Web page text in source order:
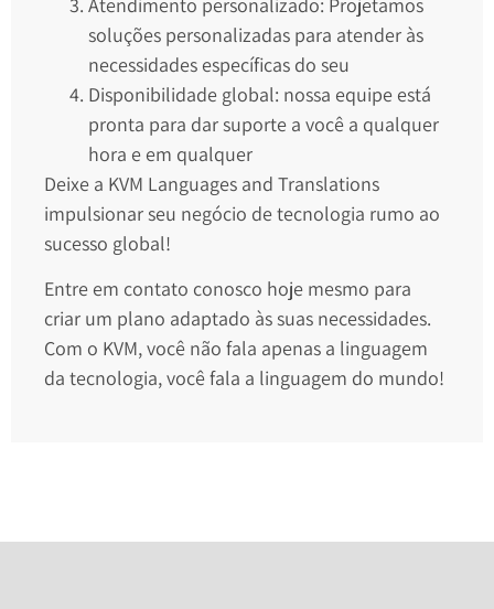
soluções personalizadas para atender às
necessidades específicas do seu
Disponibilidade global: nossa equipe está
pronta para dar suporte a você a qualquer
hora e em qualquer
Deixe a KVM Languages and Translations
impulsionar seu negócio de tecnologia rumo ao
sucesso global!
Entre em contato conosco hoje mesmo para
criar um plano adaptado às suas necessidades.
Com o KVM, você não fala apenas a linguagem
da tecnologia, você fala a linguagem do mundo!